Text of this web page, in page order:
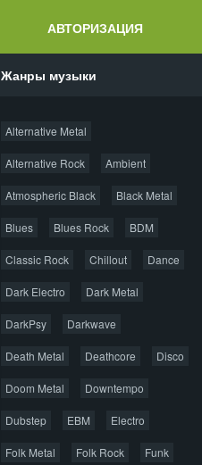
АВТОРИЗАЦИЯ
Жанры музыки
Alternative Metal
Alternative Rock Ambient
Atmospheric Black Black Metal
Blues Blues Rock BDM
Classic Rock Chillout Dance
Dark Electro Dark Metal
DarkPsy Darkwave
Death Metal Deathcore Disco
Doom Metal Downtempo
Dubstep EBM Electro
Folk Metal Folk Rock Funk